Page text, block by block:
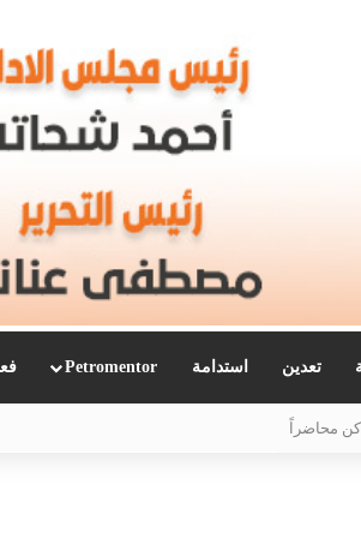
تعدين استدامة Petromentor
كن محاضراً